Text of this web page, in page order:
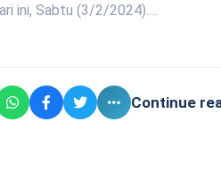
ini, Sabtu (3/2/2024).…
Continue